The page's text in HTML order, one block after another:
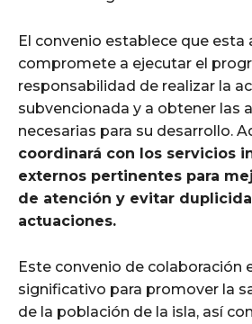
El convenio establece que esta
compromete a ejecutar el
responsabilidad de realizar la
subvencionada y a obtener las
necesarias para su desarrollo.
coordinará con los servicios
externos pertinentes para
de atención y evitar
actuaciones.
Este convenio de colaboración
significativo para promover la
de la población de la isla, así